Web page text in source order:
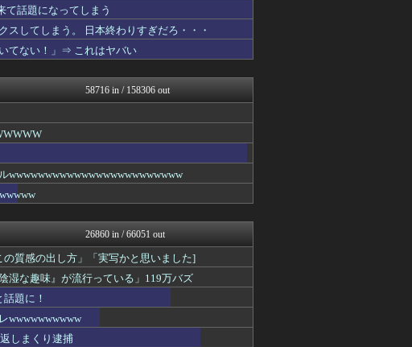
し...
海外トークログ
ぐら速 -声優まとめ速報-
ツバメ速報＠ヤクルトスワロ...
比...
筋肉速報
やみ速@なんJ西武まとめ
乃木坂46まとめ 乃木りん...
ルフレch. - ファイア...
阪神タイガースちゃんねる
アルファルファモザイク＠ネ...
原神速報 | GENSHI...
カンダタ速報
ポリー速報
う...
修羅場ハザード -復讐・D...
日本第一！ニュース録
こ...
ぶる速-VIP
なんじぇいスタジアム＠なん...
ヒーローNEWS
て話題になってしまう
スしてしまう。 日本終わりすぎだろ・・・
てない！」⇒ これはヤバい
58716 in / 158306 out
wwwwwwwwwwwwwwwwwwwwwwww
26860 in / 66051 out
の質感の出し方」「実写かと思いました]
湿な趣味』が流行っている」119万バズ
題に！
wwwwwwwwww
しまくり逮捕